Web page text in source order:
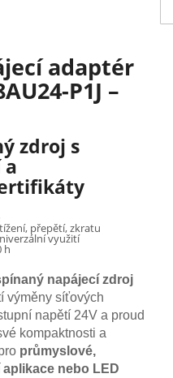
adaptér
P1J –
zdroj s
přepětí, zkratu
využití
h
napájecí zdroj
výměny síťových
napětí 24V a proud
kompaktnosti a
průmyslové,
nebo LED